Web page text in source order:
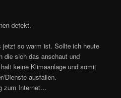
defekt.
jetzt so warm ist. Sollte ich heute
die sich das anschaut und
keine Klimaanlage und somit
Dienste ausfallen.
zum Internet…